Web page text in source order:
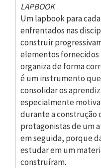
LAPBOOK
Um lapbook para
enfrentados nas
construir
elementos fornecidos
organiza de forma
é um instrumento
consolidar os
especialmente
durante a construção
protagonistas de um
em seguida, porque
estudar em um
construíram.